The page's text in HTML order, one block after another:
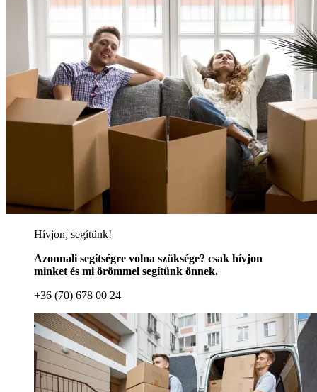
Hívjon, segítünk!
Azonnali segítségre volna szüksége? csak hívjon
minket és mi örömmel segítünk önnek.
+36 (70) 678 00 24